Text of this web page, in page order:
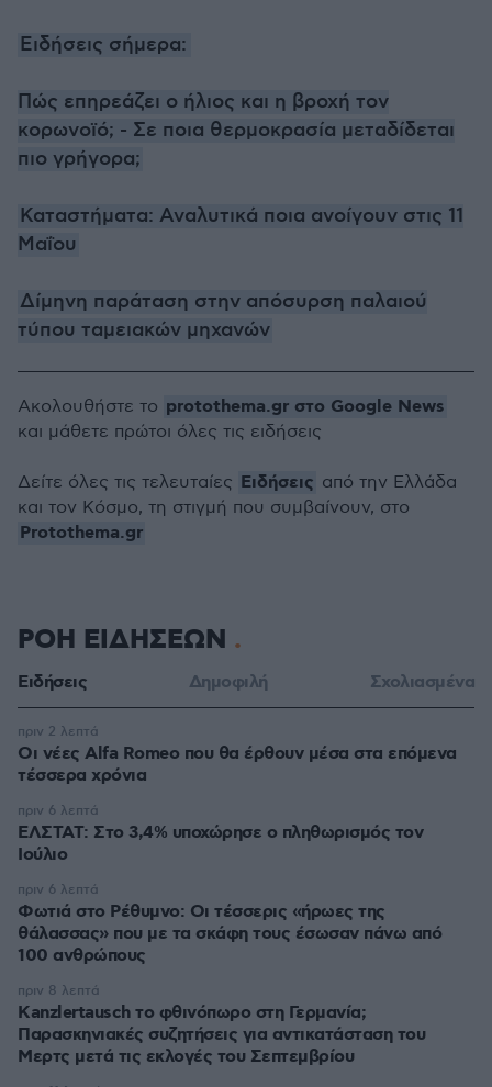
Ειδήσεις σήμερα:
Πώς επηρεάζει ο ήλιος και η βροχή τον
κορωνοϊό; - Σε ποια θερμοκρασία μεταδίδεται
πιο γρήγορα;
Καταστήματα: Αναλυτικά ποια ανοίγουν στις 11
Μαΐου
Δίμηνη παράταση στην απόσυρση παλαιού
τύπου ταμειακών μηχανών
Ακολουθήστε το protothema.gr στο Google News
και μάθετε πρώτοι όλες τις ειδήσεις
Δείτε όλες τις τελευταίες Ειδήσεις από την Ελλάδα
και τον Κόσμο, τη στιγμή που συμβαίνουν, στο
Protothema.gr
ΡΟΗ ΕΙΔΗΣΕΩΝ
Ειδήσεις Δημοφιλή Σχολιασμένα
Οι νέες Alfa Romeo που θα έρθουν μέσα στα επόμενα
τέσσερα χρόνια
πριν 2 λεπτά
ΕΛΣΤΑΤ: Στο 3,4% υποχώρησε ο πληθωρισμός τον
Ιούλιο
πριν 6 λεπτά
Φωτιά στο Ρέθυμνο: Οι τέσσερις «ήρωες της
θάλασσας» που με τα σκάφη τους έσωσαν πάνω από
100 ανθρώπους
πριν 6 λεπτά
Kanzlertausch το φθινόπωρο στη Γερμανία;
Παρασκηνιακές συζητήσεις για αντικατάσταση του
Μερτς μετά τις εκλογές του Σεπτεμβρίου
πριν 8 λεπτά